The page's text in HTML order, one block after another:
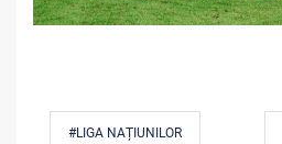
#LIGA NAȚIUNILOR